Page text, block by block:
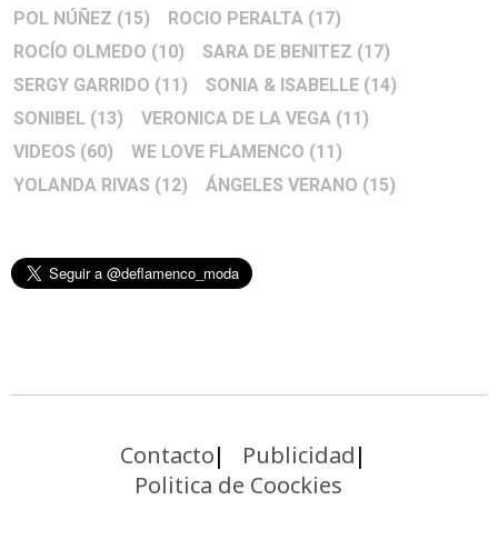
POL NÚÑEZ (15) ROCIO PERALTA (17)
ROCÍO OLMEDO (10) SARA DE BENITEZ (17)
SERGY GARRIDO (11) SONIA & ISABELLE (14)
SONIBEL (13) VERONICA DE LA VEGA (11)
VIDEOS (60) WE LOVE FLAMENCO (11)
YOLANDA RIVAS (12) ÁNGELES VERANO (15)
Contacto
Publicidad
Politica de Coockies